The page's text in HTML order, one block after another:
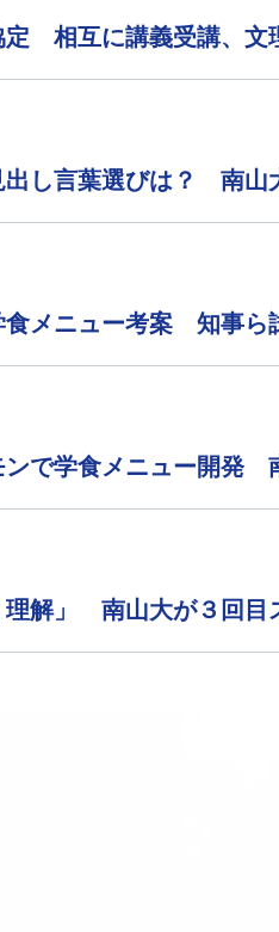
相互に講義受講、文
出し言葉選びは？ 南
メニュー考案 知事ら
で学食メニュー開発
理解」 南山大が３回目